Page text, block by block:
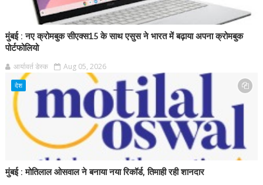
मुंबई : नए क्रोमबुक सीएक्स15 के साथ एसुस ने भारत में बढ़ाया अपना क्रोमबुक
पोर्टफोलियो
आर्यावर्त डेस्क Aug 05, 2026
देश
मुंबई : मोतिलाल ओसवाल ने बनाया नया रिकॉर्ड, तिमाही रही शानदार